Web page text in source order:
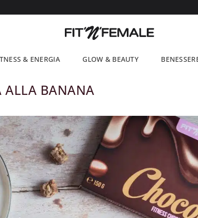
& ENERGIA GLOW & BEAUTY
ALLA BANANA